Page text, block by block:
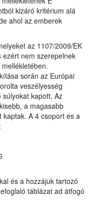
kizáró kritérium alá
ahol az emberek
az 1107/2009/EK
nem szerepelnek
során az Európai
veszélyesség
kapott. Az
a magasabb
kaptak. A 4 csoport és a
és a hozzájuk tartozó
táblázat ad átfogó